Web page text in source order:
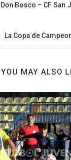
Don Bosco – CF San
La Copa de
YOU MAY ALSO